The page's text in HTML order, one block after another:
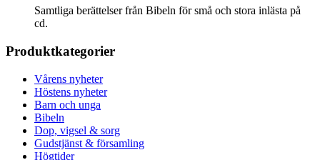
Samtliga berättelser från Bibeln för små och stora inlästa på
cd.
Produktkategorier
Vårens nyheter
Höstens nyheter
Barn och unga
Bibeln
Dop, vigsel & sorg
Gudstjänst & församling
Högtider